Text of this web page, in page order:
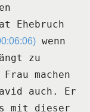
Ehebruch
wenn
zu
machen
auch.
Er
mit dieser